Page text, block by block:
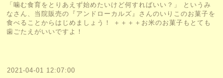
「噛む食育をとりあえず始めたいけど何すればいい？」 というみ
なさん、当院販売の『アンドローカルズ』さんのいりこのお菓子を
食べることからはじめましょう！ ＋＋＋＋お米のお菓子もとても
歯ごたえがいいですよ！
2021-04-01 12:07:00